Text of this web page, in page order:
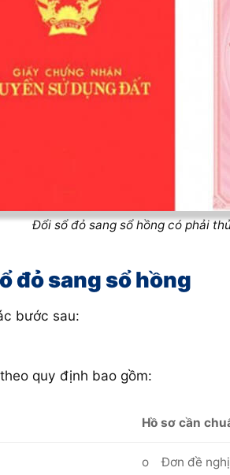
Đổi sổ đỏ sang sổ hồng có phải
đỏ sang sổ hồng
bước sau:
quy định bao gồm:
Hồ sơ cần
o Đơn đề nghị